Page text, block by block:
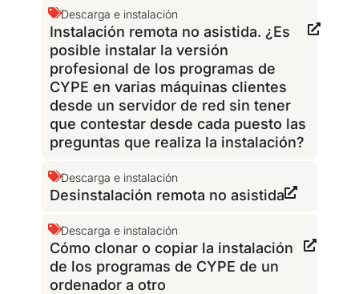
Descarga e instalación
Instalación remota no asistida. ¿Es
posible instalar la versión
profesional de los programas de
CYPE en varias máquinas clientes
desde un servidor de red sin tener
que contestar desde cada puesto las
preguntas que realiza la instalación?
Descarga e instalación
Desinstalación remota no asistida
Descarga e instalación
Cómo clonar o copiar la instalación
de los programas de CYPE de un
ordenador a otro